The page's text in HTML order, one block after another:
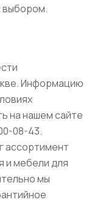
выбором.
Информацию
на нашем сайте
08-43.
ассортимент
и мебели для
мы